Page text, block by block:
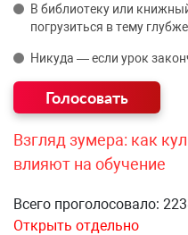
В библиотеку или
погрузиться в тему глубже.
Никуда — если урок
Взгляд зумера: как
влияют на обучение
Всего проголосовало:
Открыть отдельно